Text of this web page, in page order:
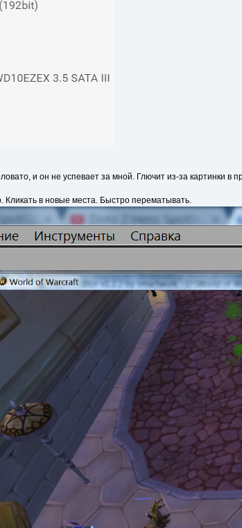
и он не успевает за мной. Глючит из-за картинки в
в новые места. Быстро перематывать.